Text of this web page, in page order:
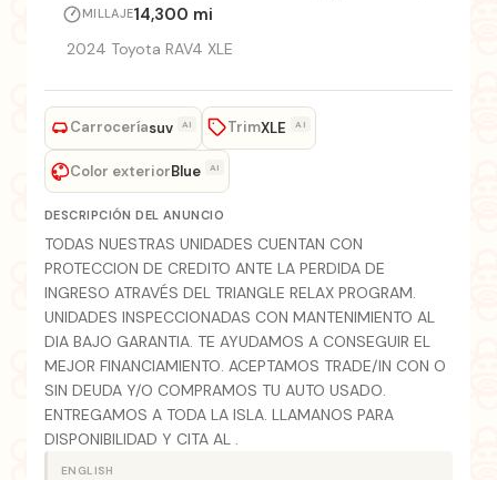
MILLAJE14,300 mi
2024 Toyota RAV4 XLE
Carroceríasuv AI TrimXLE AI
Color exteriorBlue AI
DESCRIPCIÓN DEL ANUNCIO
TODAS NUESTRAS UNIDADES CUENTAN CON
PROTECCION DE CREDITO ANTE LA PERDIDA DE
INGRESO ATRAVÉS DEL TRIANGLE RELAX PROGRAM.
UNIDADES INSPECCIONADAS CON MANTENIMIENTO AL
DIA BAJO GARANTIA. TE AYUDAMOS A CONSEGUIR EL
MEJOR FINANCIAMIENTO. ACEPTAMOS TRADE/IN CON O
SIN DEUDA Y/O COMPRAMOS TU AUTO USADO.
ENTREGAMOS A TODA LA ISLA. LLAMANOS PARA
DISPONIBILIDAD Y CITA AL .
ENGLISH